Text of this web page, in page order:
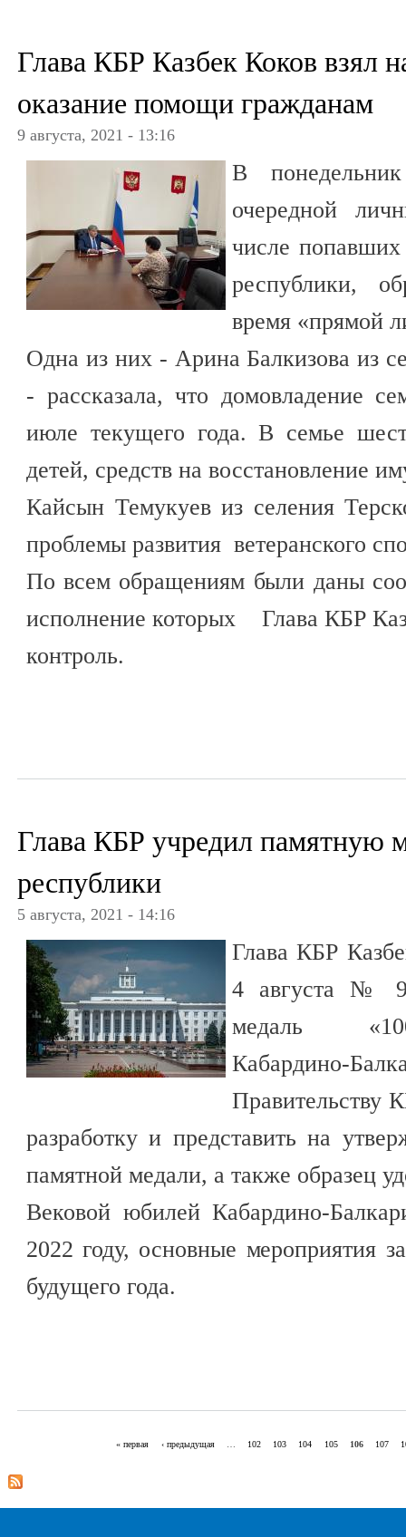
Глава КБР Казбек Коков взял
оказание помощи гражданам
9 августа, 2021 - 13:16
В
очередной
числе
республики,
время «прямой
Одна из них - Арина Балкизова из
- рассказала, что домовладение
июле текущего года. В семье
детей, средств на восстановление
Кайсын Темукуев из селения
проблемы развития ветеранского
По всем обращениям были даны
исполнение которых Глава КБР
контроль.
Глава КБР учредил памятную
республики
5 августа, 2021 - 14:16
Глава КБР
4 августа №
медаль
Кабардино-
Правительству
разработку и представить на
памятной медали, а также образец
Вековой юбилей Кабардино-
2022 году, основные мероприятия
будущего года.
« первая ‹ предыдущая 102 103 104 105 106 107